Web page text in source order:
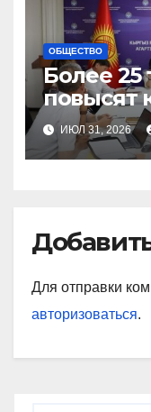
ОБЩЕСТВО
Более 25
повысят
ИЮЛ 31, 2026
Для отправки
авторизоваться.